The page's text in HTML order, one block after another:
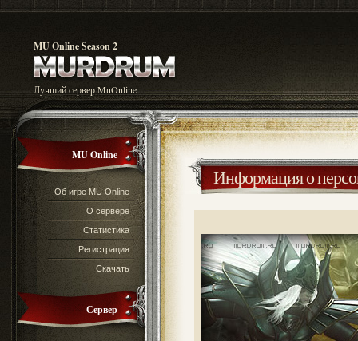
MU Online Season 2
Лучший сервер MuOnline
MU Online
Об игре MU Online
О сервере
Статистика
Регистрация
Скачать
Сервер
Информация о